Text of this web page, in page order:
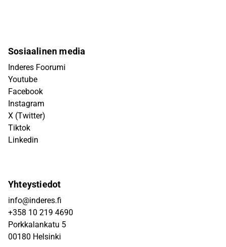
Sosiaalinen media
Inderes Foorumi
Youtube
Facebook
Instagram
X (Twitter)
Tiktok
Linkedin
Yhteystiedot
info@inderes.fi
+358 10 219 4690
Porkkalankatu 5
00180 Helsinki